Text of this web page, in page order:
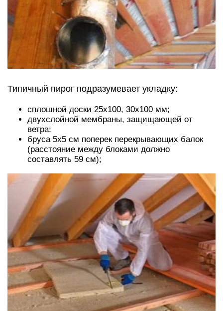
Типичный пирог подразумевает укладку:
сплошной доски 25х100, 30х100 мм;
двухслойной мембраны, защищающей от
ветра;
бруса 5х5 см поперек перекрывающих балок
(расстояние между блоками должно
составлять 59 см);